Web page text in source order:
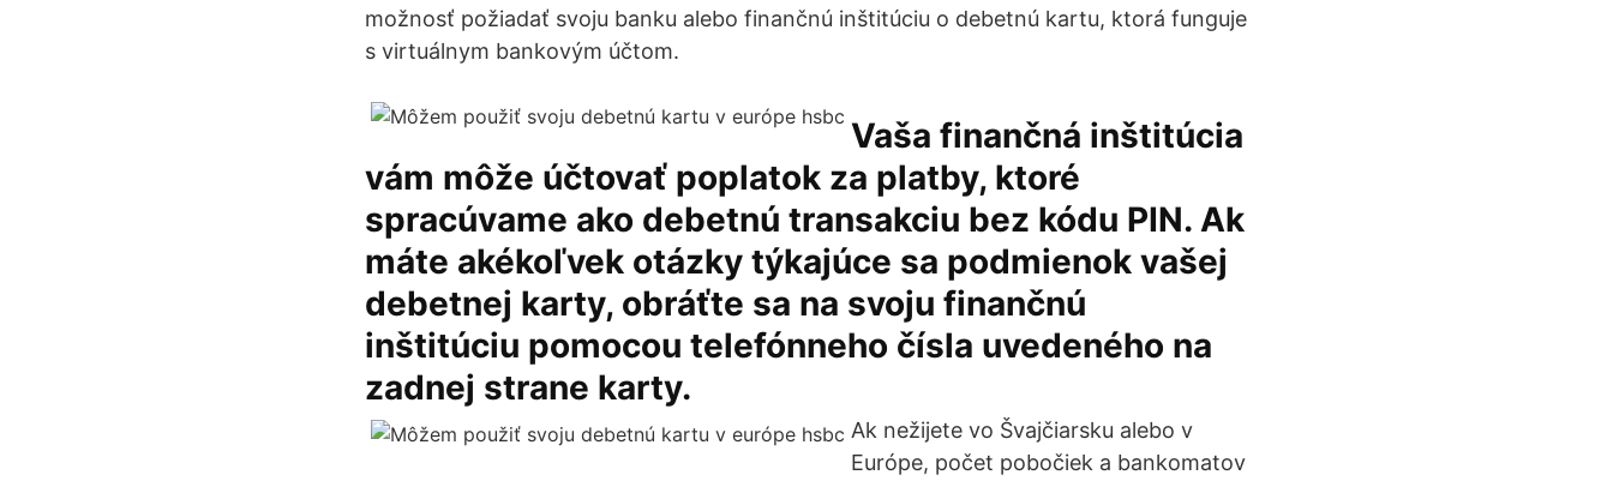
možnosť požiadať svoju banku alebo finančnú inštitúciu o debetnú kartu, ktorá funguje
s virtuálnym bankovým účtom.
Vaša finančná inštitúcia
vám môže účtovať poplatok za platby, ktoré
spracúvame ako debetnú transakciu bez kódu PIN. Ak
máte akékoľvek otázky týkajúce sa podmienok vašej
debetnej karty, obráťte sa na svoju finančnú
inštitúciu pomocou telefónneho čísla uvedeného na
zadnej strane karty.
Ak nežijete vo Švajčiarsku alebo v
Európe, počet pobočiek a bankomatov